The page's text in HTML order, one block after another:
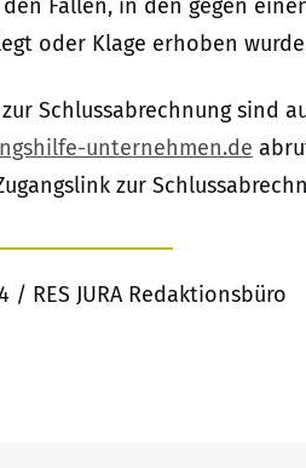
Fällen, in den gegen
oder Klage erhoben
Schlussabrechnung sind
unternehmen.de
zur
/ RES JURA Redaktionsbüro